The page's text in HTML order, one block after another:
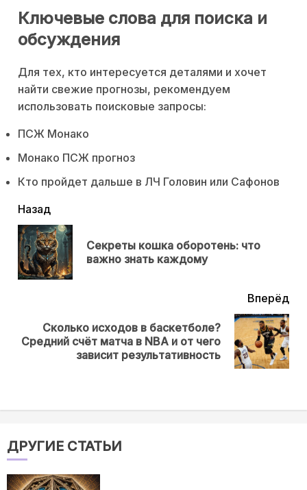
Ключевые слова для поиска и
обсуждения
Для тех, кто интересуется деталями и хочет
найти свежие прогнозы, рекомендуем
использовать поисковые запросы:
ПСЖ Монако
Монако ПСЖ прогноз
Кто пройдет дальше в ЛЧ Головин или Сафонов
читать
еще
Назад
Секреты кошка оборотень: что
важно знать каждому
Вперёд
Next
Сколько исходов в баскетболе?
Средний счёт матча в NBA и от чего
зависит результативность
ДРУГИЕ СТАТЬИ